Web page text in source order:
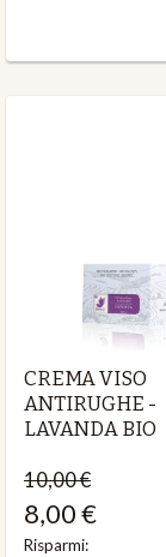
CREMA VISO
ANTIRUGHE -
LAVANDA BIO
10,00 €
8,00 €
Risparmi: